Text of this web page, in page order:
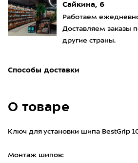
Сайкина, 6
Работаем
Доставляем заказы
другие страны.
Способы доставки
О товаре
Ключ для установки шипа BestGrip
Монтаж шипов: